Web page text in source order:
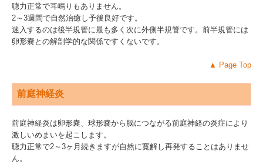
聴力正常で耳鳴りもありません。
2～3週間で自然治癒し予後良好です。
迷入するのは後半規管に最も多く次に外側半規管です。前半規管には
卵形嚢との解剖学的な関係ですくないです。
▲ Page Top
前庭神経炎
前庭神経炎は卵形嚢、球形嚢から脳につながる前庭神経の炎症により
激しいめまいを起こします。
聴力正常で2～3ヶ月続きますが自然に寛解し再発することはありませ
ん。